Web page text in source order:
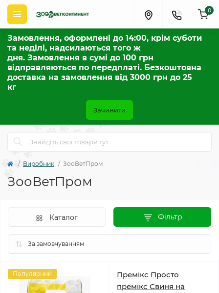
Замовлення, оформлені до 14:00, крім суботи
та неділі, надсилаються того ж
дня. Замовлення в сумі до 100 грн
відправляються по передплаті. Безкоштовна
доставка на замовлення від 3000 грн до 25
кг
Зачинити
0
Виробник ЗооВетПром
ЗооВетПром
Фільтр
Каталог
Популярний
Премікс Просто
премікс Свиня на